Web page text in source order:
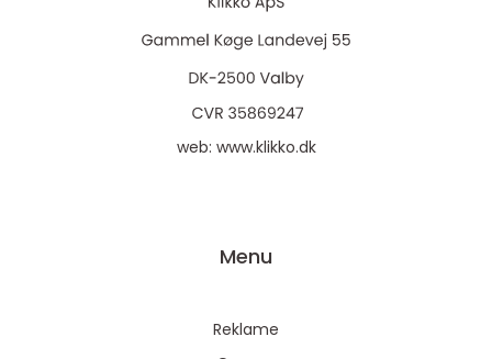
web: www.klikko.dk
Menu
Reklame